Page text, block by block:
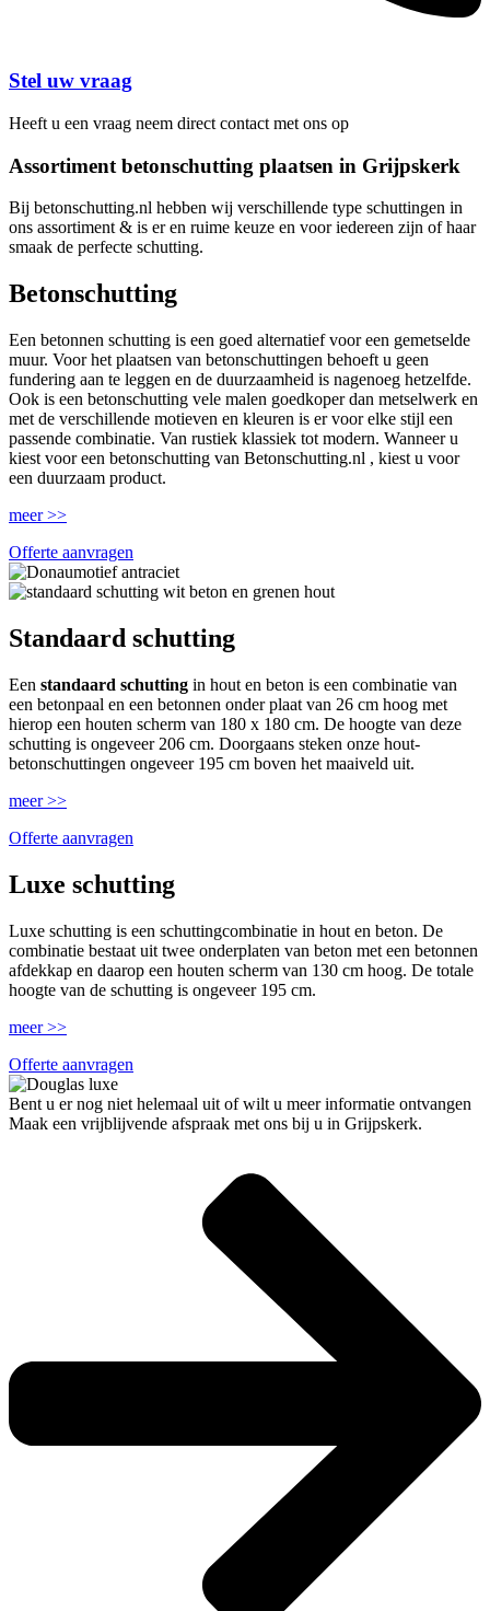
Stel uw vraag
Heeft u een vraag neem direct contact met ons op
Assortiment betonschutting plaatsen in Grijpskerk
Bij betonschutting.nl hebben wij verschillende type schuttingen in
ons assortiment & is er en ruime keuze en voor iedereen zijn of haar
smaak de perfecte schutting.
Betonschutting
Een betonnen schutting is een goed alternatief voor een gemetselde
muur. Voor het plaatsen van betonschuttingen behoeft u geen
fundering aan te leggen en de duurzaamheid is nagenoeg hetzelfde.
Ook is een betonschutting vele malen goedkoper dan metselwerk en
met de verschillende motieven en kleuren is er voor elke stijl een
passende combinatie. Van rustiek klassiek tot modern. Wanneer u
kiest voor een betonschutting van Betonschutting.nl , kiest u voor
een duurzaam product.
meer >>
Offerte aanvragen
Standaard schutting
Een standaard schutting in hout en beton is een combinatie van
een betonpaal en een betonnen onder plaat van 26 cm hoog met
hierop een houten scherm van 180 x 180 cm. De hoogte van deze
schutting is ongeveer 206 cm. Doorgaans steken onze hout-
betonschuttingen ongeveer 195 cm boven het maaiveld uit.
meer >>
Offerte aanvragen
Luxe schutting
Luxe schutting is een schuttingcombinatie in hout en beton. De
combinatie bestaat uit twee onderplaten van beton met een betonnen
afdekkap en daarop een houten scherm van 130 cm hoog. De totale
hoogte van de schutting is ongeveer 195 cm.
meer >>
Offerte aanvragen
Bent u er nog niet helemaal uit of wilt u meer informatie ontvangen
Maak een vrijblijvende afspraak met ons bij u in Grijpskerk.